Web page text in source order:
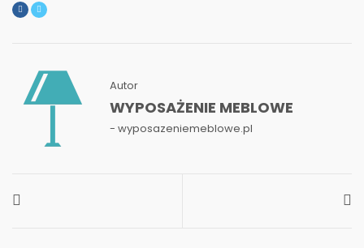
Autor
WYPOSAŻENIE MEBLOWE
- wyposazeniemeblowe.pl